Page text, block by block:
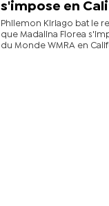
s'impose en
Philemon Kiriago bat le
que Madalina Florea
du Monde WMRA en